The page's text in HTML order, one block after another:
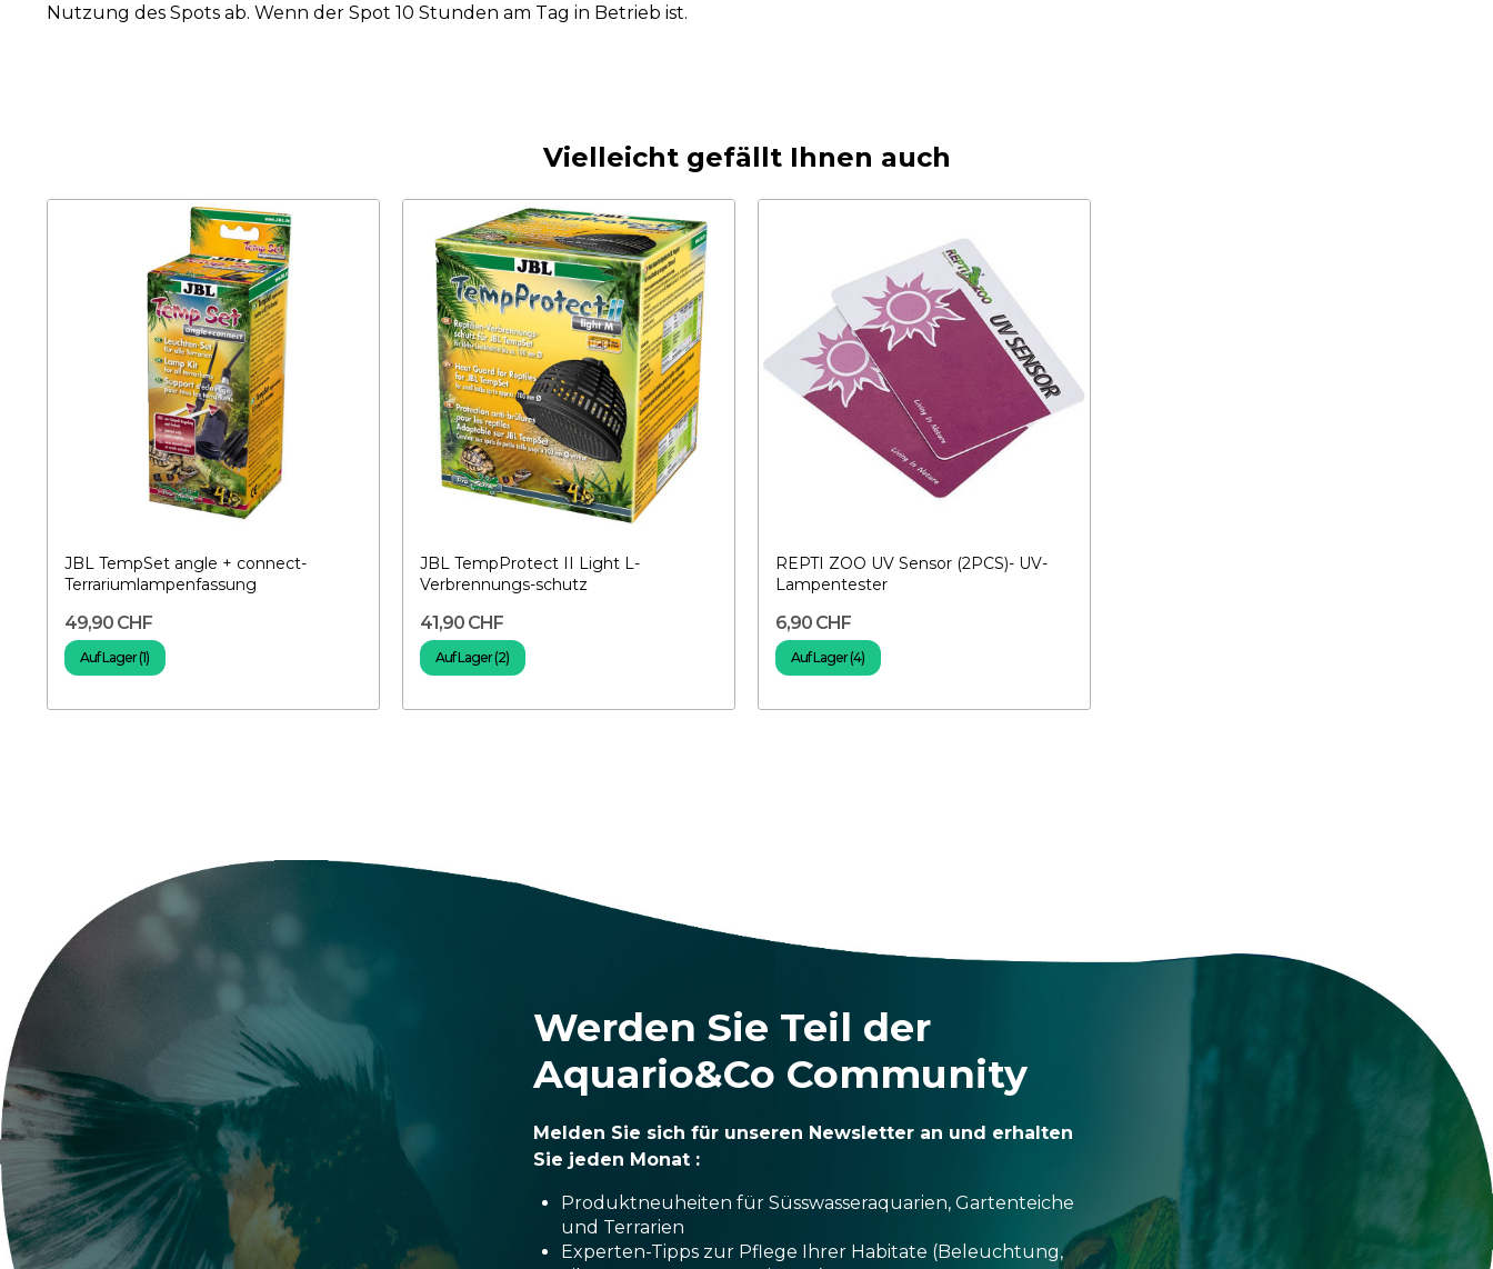
Nutzung des Spots ab. Wenn der Spot 10 Stunden am Tag in Betrieb ist.
Vielleicht gefällt Ihnen auch
JBL TempSet angle + connect-
Terrariumlampenfassung
49,90 CHF
Auf Lager (1)
JBL TempProtect II Light L-
Verbrennungs-schutz
41,90 CHF
Auf Lager (2)
REPTI ZOO UV Sensor (2PCS)- UV-
Lampentester
6,90 CHF
Auf Lager (4)
Werden Sie Teil der
Aquario&Co Community
Melden Sie sich für unseren Newsletter an und erhalten
Sie jeden Monat :
Produktneuheiten für Süsswasseraquarien, Gartenteiche
und Terrarien
Experten-Tipps zur Pflege Ihrer Habitate (Beleuchtung,